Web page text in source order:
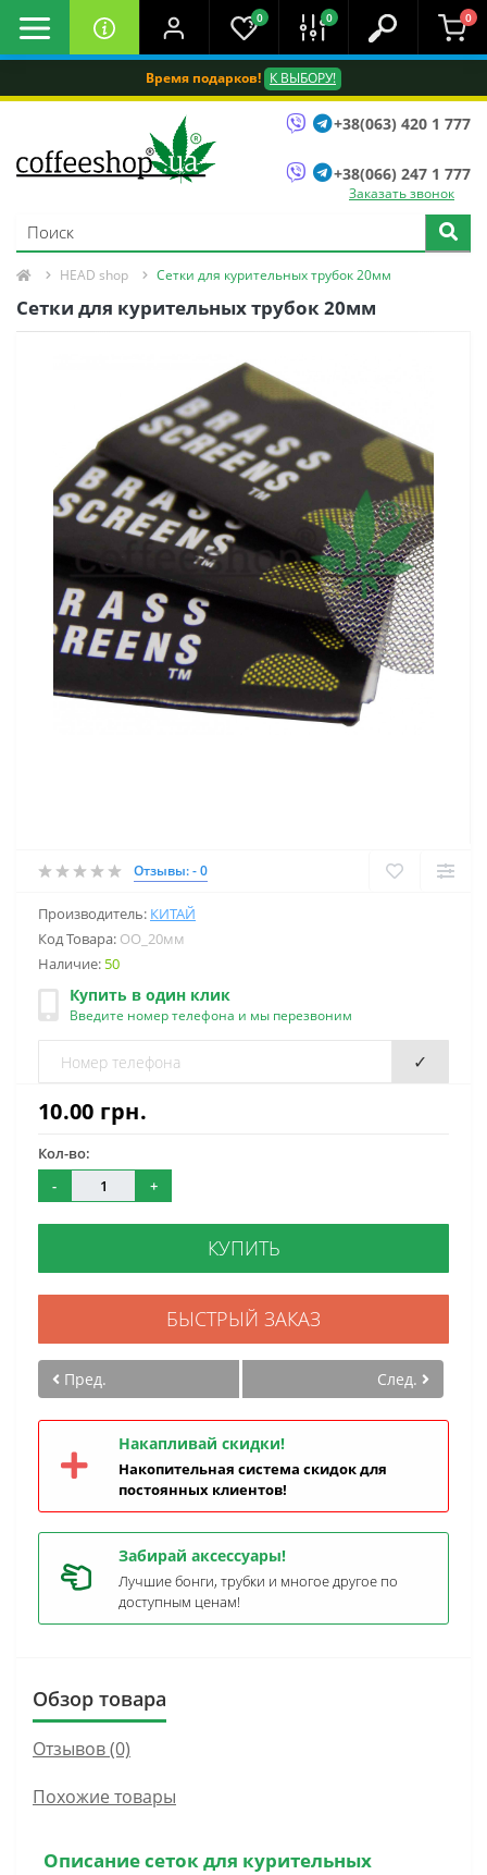
Время подарков! К ВЫБОРУ!
0 0 0
+38(063) 420 1 777
+38(066) 247 1 777
Заказать звонок
HEAD shop Сетки для курительных трубок 20мм
Сетки для курительных трубок 20мм
Отзывы: - 0
Производитель: КИТАЙ
Код Товара: OO_20мм
Наличие: 50
Купить в один клик
Введите номер телефона и мы перезвоним
✓
10.00 грн.
Кол-во:
-
+
КУПИТЬ
БЫСТРЫЙ ЗАКАЗ
Пред. След.
Накапливай скидки!
Накопительная система скидок для
постоянных клиентов!
Забирай аксессуары!
Лучшие бонги, трубки и многое другое по
доступным ценам!
Обзор товара
Отзывов (0)
Похожие товары
Описание сеток для курительных